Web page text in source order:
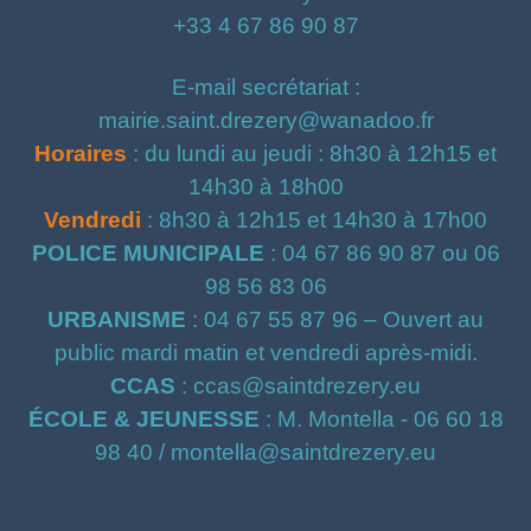
+33 4 67 86 90 87
E-mail secrétariat :
mairie.saint.drezery@wanadoo.fr
Horaires : du lundi au jeudi : 8h30 à 12h15 et
14h30 à 18h00
Vendredi : 8h30 à 12h15 et 14h30 à 17h00
POLICE MUNICIPALE : 04 67 86 90 87 ou 06
98 56 83 06
URBANISME : 04 67 55 87 96 – Ouvert au
public mardi matin et vendredi après-midi.
CCAS : ccas@saintdrezery.eu
ÉCOLE & JEUNESSE : M. Montella - 06 60 18
98 40 / montella@saintdrezery.eu